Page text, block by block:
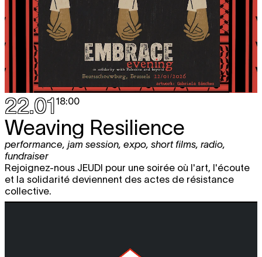
22.0118:00
Weaving Resilience
performance jam session expo short films radio
fundraiser
Rejoignez-nous JEUDI pour une soirée où l'art, l'écoute
et la solidarité deviennent des actes de résistance
collective.